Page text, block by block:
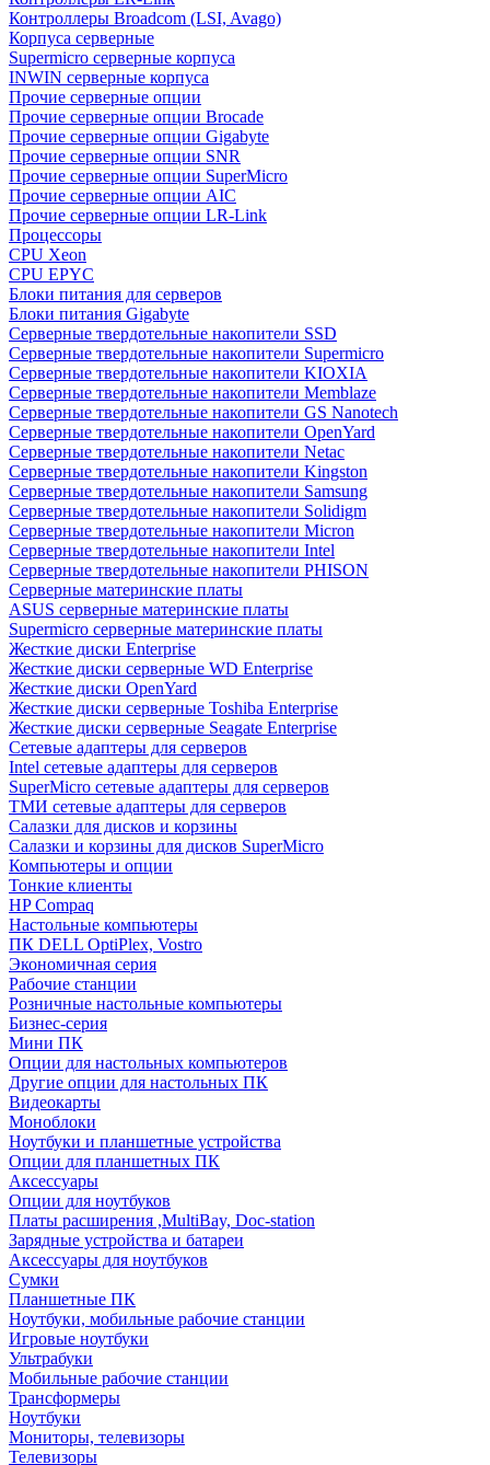
Контроллеры Broadcom (LSI, Avago)
Корпуса серверные
Supermicro серверные корпуса
INWIN серверные корпуса
Прочие серверные опции
Прочие серверные опции Brocade
Прочие серверные опции Gigabyte
Прочие серверные опции SNR
Прочие серверные опции SuperMicro
Прочие серверные опции AIC
Прочие серверные опции LR-Link
Процессоры
CPU Xeon
CPU EPYC
Блоки питания для серверов
Блоки питания Gigabyte
Серверные твердотельные накопители SSD
Cерверные твердотельные накопители Supermicro
Cерверные твердотельные накопители KIOXIA
Cерверные твердотельные накопители Memblaze
Cерверные твердотельные накопители GS Nanotech
Серверные твердотельные накопители OpenYard
Серверные твердотельные накопители Netac
Cерверные твердотельные накопители Kingston
Cерверные твердотельные накопители Samsung
Cерверные твердотельные накопители Solidigm
Cерверные твердотельные накопители Micron
Cерверные твердотельные накопители Intel
Cерверные твердотельные накопители PHISON
Серверные материнские платы
ASUS серверные материнские платы
Supermicro серверные материнские платы
Жесткие диски Enterprise
Жесткие диски серверные WD Enterprise
Жесткие диски OpenYard
Жесткие диски серверные Toshiba Enterprise
Жесткие диски серверные Seagate Enterprise
Сетевые адаптеры для серверов
Intel сетевые адаптеры для серверов
SuperMicro сетевые адаптеры для серверов
ТМИ сетевые адаптеры для серверов
Салазки для дисков и корзины
Салазки и корзины для дисков SuperMicro
Компьютеры и опции
Тонкие клиенты
HP Compaq
Настольные компьютеры
ПК DELL OptiPlex, Vostro
Экономичная серия
Рабочие станции
Розничные настольные компьютеры
Бизнес-серия
Мини ПК
Опции для настольных компьютеров
Другие опции для настольных ПК
Видеокарты
Моноблоки
Ноутбуки и планшетные устройства
Опции для планшетных ПК
Аксессуары
Опции для ноутбуков
Платы расширения ,MultiBay, Doc-station
Зарядные устройства и батареи
Аксессуары для ноутбуков
Сумки
Планшетные ПК
Ноутбуки, мобильные рабочие станции
Игровые ноутбуки
Ультрабуки
Мобильные рабочие станции
Трансформеры
Ноутбуки
Мониторы, телевизоры
Телевизоры